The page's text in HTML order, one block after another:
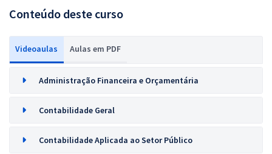
Conteúdo deste curso
Videoaulas Aulas em PDF
Administração Financeira e Orçamentária
Contabilidade Geral
Contabilidade Aplicada ao Setor Público